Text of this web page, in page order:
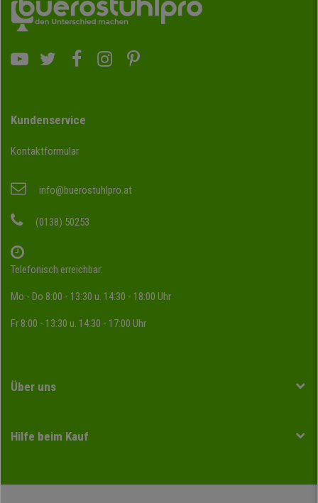
Kundenservice
Kontaktformular
info@buerostuhlpro.at
(0138) 50253
Telefonisch erreichbar:
Mo - Do 8:00 - 13:30 u. 14:30 - 18:00 Uhr
Fr 8:00 - 13:30 u. 14:30 - 17:00 Uhr
Über uns
Hilfe beim Kauf